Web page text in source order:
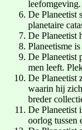
leefomgeving.
De Planeetist
planetaire
De Planeetist
Planeetisme
De Planeetist
men leeft.
De Planeetist
waarin hij
breder
De Planeetist
oorlog tussen